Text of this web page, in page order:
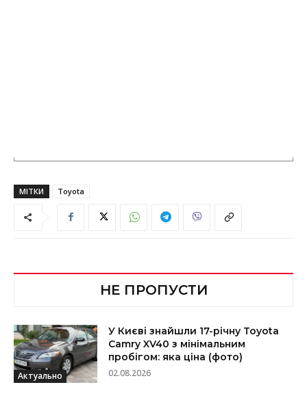
МІТКИ Toyota
НЕ ПРОПУСТИ
Актуально
У Києві знайшли 17-річну Toyota
Camry XV40 з мінімальним
пробігом: яка ціна (фото)
02.08.2026